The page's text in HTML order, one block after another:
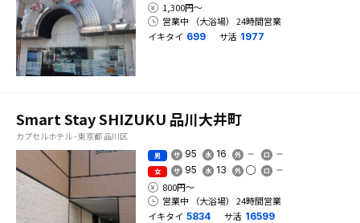
1,300円〜
営業中 （大浴場） 24時間営業
イキタイ 699 サ活 1977
Smart Stay SHIZUKU 品川大井町
カプセルホテル - 東京都 品川区
男 95 16
女 95 13
800円〜
営業中 （大浴場） 24時間営業
イキタイ 5834 サ活 16599